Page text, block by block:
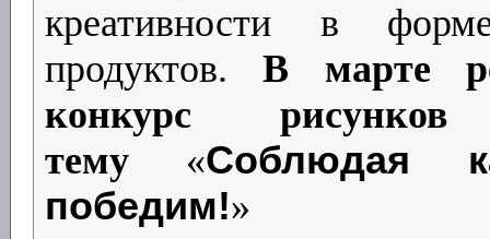
креативности в
продуктов.В марте
конкурс
тему «Соблюдая
победим!»